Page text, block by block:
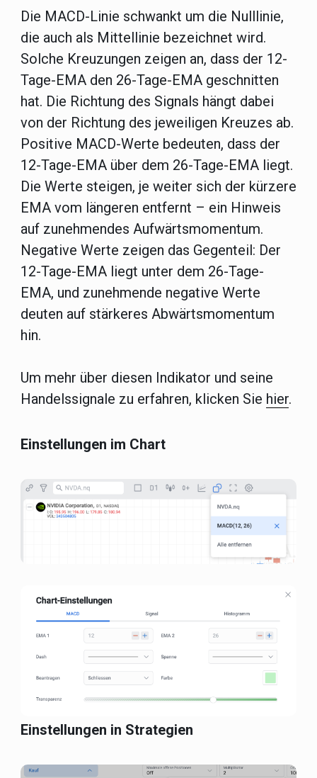
Die MACD-Linie schwankt um die Nulllinie,
die auch als Mittellinie bezeichnet wird.
Solche Kreuzungen zeigen an, dass der 12-
Tage-EMA den 26-Tage-EMA geschnitten
hat. Die Richtung des Signals hängt dabei
von der Richtung des jeweiligen Kreuzes ab.
Positive MACD-Werte bedeuten, dass der
12-Tage-EMA über dem 26-Tage-EMA liegt.
Die Werte steigen, je weiter sich der kürzere
EMA vom längeren entfernt – ein Hinweis
auf zunehmendes Aufwärtsmomentum.
Negative Werte zeigen das Gegenteil: Der
12-Tage-EMA liegt unter dem 26-Tage-
EMA, und zunehmende negative Werte
deuten auf stärkeres Abwärtsmomentum
hin.
Um mehr über diesen Indikator und seine
Handelssignale zu erfahren, klicken Sie hier.
Einstellungen im Chart
Einstellungen in Strategien